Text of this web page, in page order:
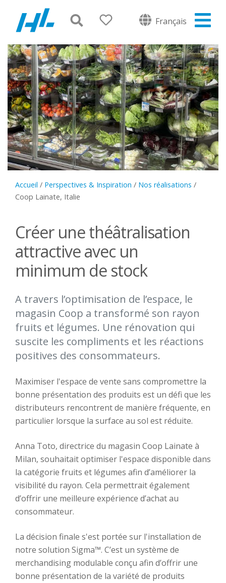
Français
Accueil / Perspectives & Inspiration / Nos réalisations /
Coop Lainate, Italie
Créer une théâtralisation
attractive avec un
minimum de stock
A travers l’optimisation de l’espace, le
magasin Coop a transformé son rayon
fruits et légumes. Une rénovation qui
suscite les compliments et les réactions
positives des consommateurs.
Maximiser l'espace de vente sans compromettre la
bonne présentation des produits est un défi que les
distributeurs rencontrent de manière fréquente, en
particulier lorsque la surface au sol est réduite.
Anna Toto, directrice du magasin Coop Lainate à
Milan, souhaitait optimiser l'espace disponible dans
la catégorie fruits et légumes afin d’améliorer la
visibilité du rayon. Cela permettrait également
d’offrir une meilleure expérience d’achat au
consommateur.
La décision finale s'est portée sur l'installation de
notre solution Sigma™. C’est un système de
merchandising modulable conçu afin d’offrir une
bonne présentation de la variété de produits